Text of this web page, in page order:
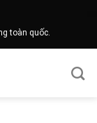
toàn quốc.